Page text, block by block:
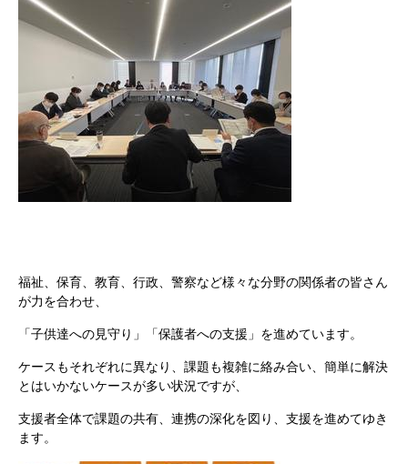
福祉、保育、教育、行政、警察など様々な分野の関係者の皆さん
が力を合わせ、
「子供達への見守り」「保護者への支援」を進めています。
ケースもそれぞれに異なり、課題も複雑に絡み合い、簡単に解決
とはいかないケースが多い状況ですが、
支援者全体で課題の共有、連携の深化を図り、支援を進めてゆき
ます。